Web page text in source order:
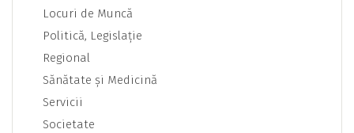
Locuri de Muncă
Politică, Legislaţie
Regional
Sănătate şi Medicină
Servicii
Societate